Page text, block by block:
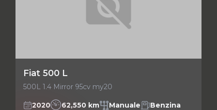
Fiat 500 L
500L 1.4 Mirror 95cv my20
2020 62,550 km Manuale Benzina